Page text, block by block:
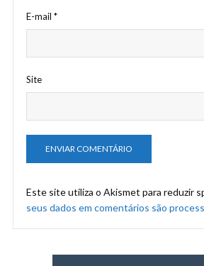
E-mail *
Site
Este site utiliza o Akismet para reduzir
seus dados em comentários são